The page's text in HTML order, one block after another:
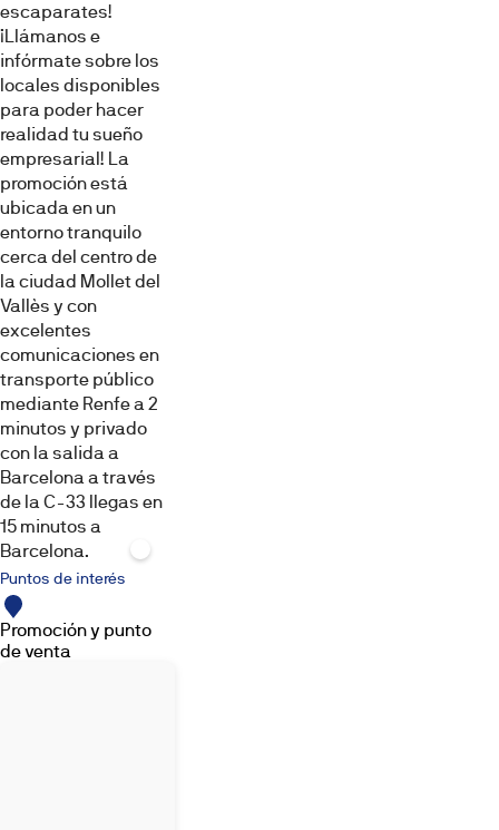
escaparates!
¡Llámanos e
infórmate sobre los
locales disponibles
para poder hacer
realidad tu sueño
empresarial! La
promoción está
ubicada en un
entorno tranquilo
cerca del centro de
la ciudad Mollet del
Vallès y con
excelentes
comunicaciones en
transporte público
mediante Renfe a 2
minutos y privado
con la salida a
Barcelona a través
de la C-33 llegas en
15 minutos a
Barcelona.
Puntos de interés
Promoción y punto
de venta